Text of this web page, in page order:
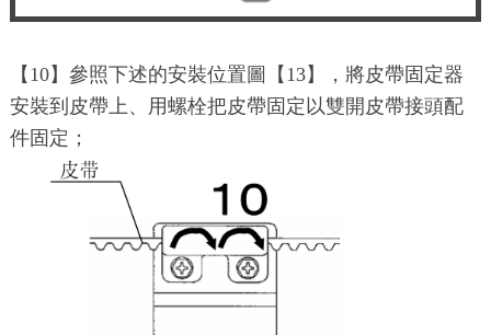
【10】參照下述的安裝位置圖【13】，將皮帶固定器
安裝到皮帶上、用螺栓把皮帶固定以雙開皮帶接頭配
件固定；